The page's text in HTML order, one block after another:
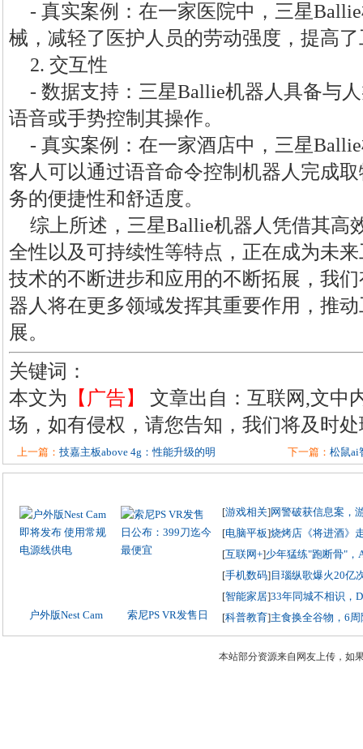
- 真实案例：在一家医院中，三星
械，减轻了医护人员的劳动强度，提高
2. 交互性
- 数据支持：三星Ballie机器人具备与
语音或手势控制其操作。
- 真实案例：在一家酒店中，三星
客人可以通过语音命令控制机器人完成
务的便捷性和舒适度。
综上所述，三星Ballie机器人凭借其高
全性以及可持续性等特点，正在成为未
技术的不断进步和应用的不断拓展，我
器人将在更多领域发挥其重要作用，推
展。
关键词：
本文为 【广告】
文章出自：互联网,文中
场，如有侵权，请您告知，我们将及时
上一篇： 技嘉主板above 4g：性能升级的明 下一篇： 松鼠ai
户外版Nest Cam 索尼PS VR发售日
[游戏相关]网警破获信息案，
[电脑平板]烧烤店《将进酒》
[互联网+]少年猛练"跑断骨"，
[手机数码]目瑙纵歌爆火20亿
[智能家居]33年同城不相识，
[科普教育]主食换全谷物，6
本站部分资源来自网友上传，如